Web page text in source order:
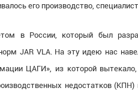
его производство,
в России, который был
JAR VLA. На эту идею нас
ЦАГИ», из которой
недостатков